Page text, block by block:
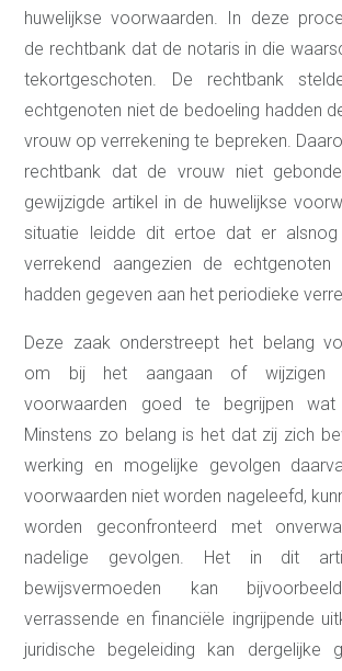
huwelijkse voorwaarden. In deze
de rechtbank dat de notaris in die
tekortgeschoten. De rechtbank
echtgenoten niet de bedoeling hadden
vrouw op verrekening te bepreken.
rechtbank dat de vrouw niet
gewijzigde artikel in de huwelijkse
situatie leidde dit ertoe dat er
verrekend aangezien de echtgenoten
hadden gegeven aan het periodieke
Deze zaak onderstreept het belang
om bij het aangaan of wijzigen
voorwaarden goed te begrijpen wat
Minstens zo belang is het dat zij zich
werking en mogelijke gevolgen
voorwaarden niet worden nageleefd,
worden geconfronteerd met
nadelige gevolgen. Het in dit
bewijsvermoeden kan
verrassende en financiële ingrijpende
juridische begeleiding kan dergelijke